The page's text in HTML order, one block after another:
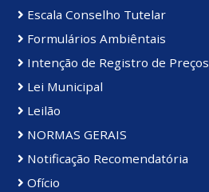
Escala Conselho Tutelar
Formulários Ambiêntais
Intenção de Registro de Preços
Lei Municipal
Leilão
NORMAS GERAIS
Notificação Recomendatória
Ofício